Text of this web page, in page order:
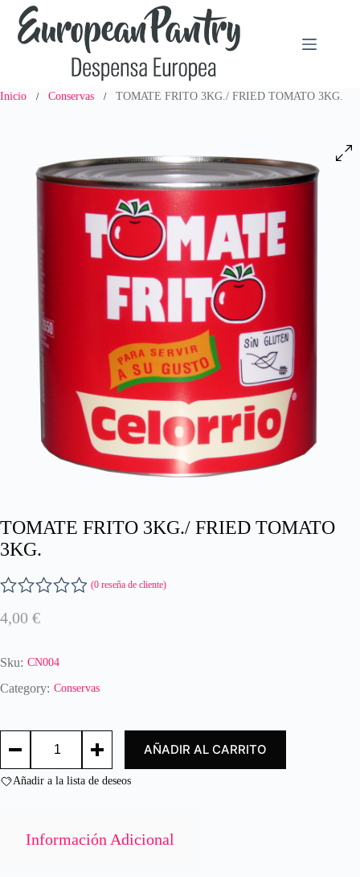
Saltar
contenido
Inicio / Conservas / TOMATE FRITO 3KG./ FRIED TOMATO 3KG.
TOMATE FRITO 3KG./ FRIED TOMATO
3KG.
V
a
o
a
n
0
(0 reseña de cliente)
4,00 €
Sku: CN004
Category: Conservas
FRITO
FRIED
AÑADIR AL CARRITO
Añadir a la lista de deseos
Información Adicional